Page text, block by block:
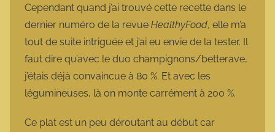
Cependant quand j’ai trouvé cette recette dans le
dernier numéro de la revue HealthyFood, elle m’a
tout de suite intriguée et j’ai eu envie de la tester. Il
faut dire qu’avec le duo champignons/betterave,
j’étais déjà convaincue à 80 %. Et avec les
légumineuses, là on monte carrément à 200 %.
Ce plat est un peu déroutant au début car